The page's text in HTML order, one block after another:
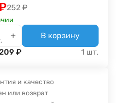
252 ₽
В корзину
₽ 1 шт.
и качество
или возврат